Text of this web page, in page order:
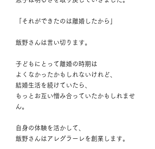
「それができたのは離婚したから」
飯野さんは言い切ります。
子どもにとって離婚の時期は
よくなかったかもしれないけれど、
結婚生活を続けていたら、
もっとお互い憎み合っていたかもしれませ
ん。
自身の体験を活かして、
飯野さんはアレグラーレを創業します。